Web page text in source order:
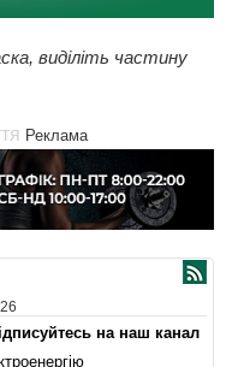
виділіть частину
Реклама
на наш канал